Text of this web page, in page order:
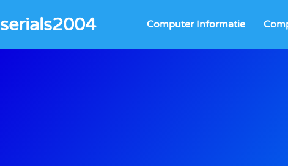
naar
inhoud
serials2004 Computer Informatie